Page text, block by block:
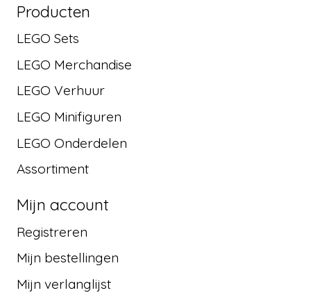
Producten
LEGO Sets
LEGO Merchandise
LEGO Verhuur
LEGO Minifiguren
LEGO Onderdelen
Assortiment
Mijn account
Registreren
Mijn bestellingen
Mijn verlanglijst